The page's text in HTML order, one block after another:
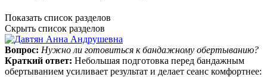
Показать список разделов
Скрыть список разделов
Вопрос: Нужно ли готовиться к бандажному обертыванию?
Краткий ответ: Небольшая подготовка перед бандажным
обертыванием усиливает результат и делает сеанс комфортнее: